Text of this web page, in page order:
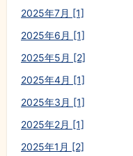
2025年7月 [1]
2025年6月 [1]
2025年5月 [2]
2025年4月 [1]
2025年3月 [1]
2025年2月 [1]
2025年1月 [2]